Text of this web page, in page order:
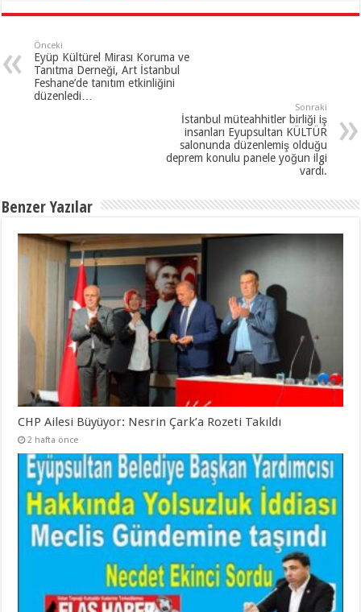
Önceki
Eyüp Kültürel Mirası Koruma ve
Tanıtma Derneği, Art İstanbul
Feshane’de tanıtım etkinliğini
düzenledi…
Sonraki
İstanbul müteahhitler birliği iş
insanları Eyupsultan KÜLTÜR
salonunda düzenlemiş olduğu
deprem konulu panele yoğun ilgi
vardı.
Benzer Yazılar
CHP Ailesi Büyüyor: Nesrin Çark’a Rozeti Takıldı
2 hafta önce